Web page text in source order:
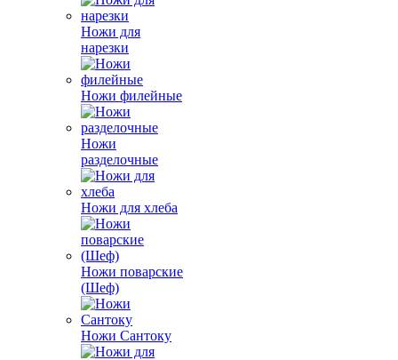
Ножи для
нарезки
Ножи филейные
Ножи
разделочные
Ножи для хлеба
Ножи поварские
(Шеф)
Ножи Сантоку